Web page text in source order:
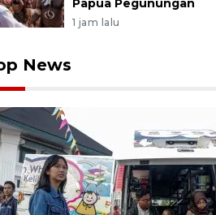
Papua Pegunungan
1 jam lalu
News